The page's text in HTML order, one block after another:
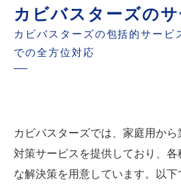
カビバスターズの
カビバスターズの包括的サービ
での全方位対応
カビバスターズでは、家庭用か
対策サービスを提供しており、
な解決策を用意しています。以